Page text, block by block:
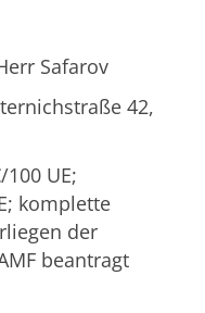
Safarov
42,
UE;
komplette
der
beantragt